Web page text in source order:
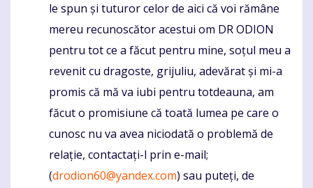
le spun și tuturor celor de aici că voi rămâne
mereu recunoscător acestui om DR ODION
pentru tot ce a făcut pentru mine, soțul meu a
revenit cu dragoste, grijuliu, adevărat și mi-a
promis că mă va iubi pentru totdeauna, am
făcut o promisiune că toată lumea pe care o
cunosc nu va avea niciodată o problemă de
relație, contactați-l prin e-mail;
(drodion60@yandex.com) sau puteți, de